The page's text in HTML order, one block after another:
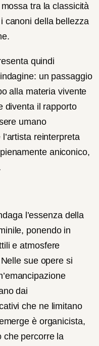
tra la classicità
canoni della bellezza
quindi
un passaggio
alla materia vivente
diventa il rapporto
umano
reinterpreta
aniconico,
l’essenza della
ponendo in
e atmosfere
sue opere si
dai
che ne limitano
è organicista,
che percorre la